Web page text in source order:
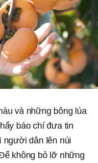
và những bông lúa
báo chí đưa tin
người dân lên núi
không bỏ lỡ những